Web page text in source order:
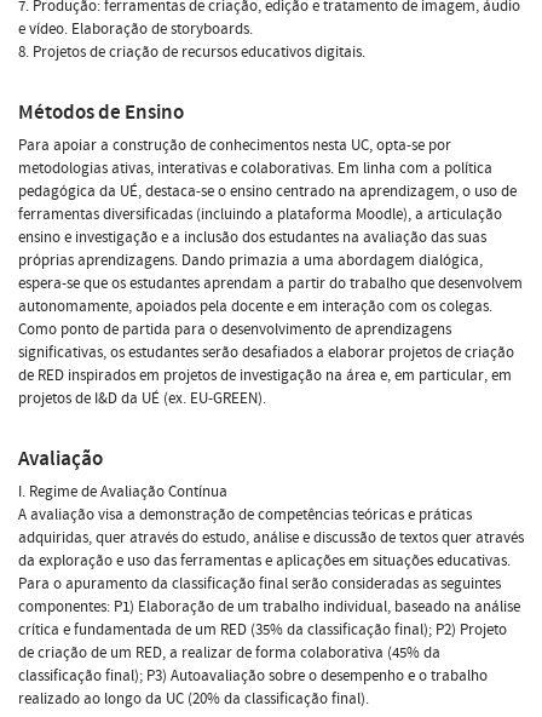
7. Produção: ferramentas de criação, edição e tratamento de imagem, áudio
e vídeo. Elaboração de storyboards.
8. Projetos de criação de recursos educativos digitais.
Métodos de Ensino
Para apoiar a construção de conhecimentos nesta UC, opta-se por
metodologias ativas, interativas e colaborativas. Em linha com a política
pedagógica da UÉ, destaca-se o ensino centrado na aprendizagem, o uso de
ferramentas diversificadas (incluindo a plataforma Moodle), a articulação
ensino e investigação e a inclusão dos estudantes na avaliação das suas
próprias aprendizagens. Dando primazia a uma abordagem dialógica,
espera-se que os estudantes aprendam a partir do trabalho que desenvolvem
autonomamente, apoiados pela docente e em interação com os colegas.
Como ponto de partida para o desenvolvimento de aprendizagens
significativas, os estudantes serão desafiados a elaborar projetos de criação
de RED inspirados em projetos de investigação na área e, em particular, em
projetos de I&D da UÉ (ex. EU-GREEN).
Avaliação
I. Regime de Avaliação Contínua
A avaliação visa a demonstração de competências teóricas e práticas
adquiridas, quer através do estudo, análise e discussão de textos quer através
da exploração e uso das ferramentas e aplicações em situações educativas.
Para o apuramento da classificação final serão consideradas as seguintes
componentes: P1) Elaboração de um trabalho individual, baseado na análise
crítica e fundamentada de um RED (35% da classificação final); P2) Projeto
de criação de um RED, a realizar de forma colaborativa (45% da
classificação final); P3) Autoavaliação sobre o desempenho e o trabalho
realizado ao longo da UC (20% da classificação final).